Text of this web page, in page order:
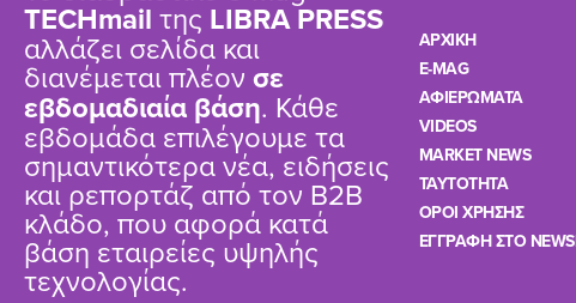
TΕCHmail της LIBRA PRESS
αλλάζει σελίδα και
διανέμεται πλέον σε
εβδομαδιαία βάση. Κάθε
εβδομάδα επιλέγουμε τα
σημαντικότερα νέα, ειδήσεις
και ρεπορτάζ από τον B2B
κλάδο, που αφορά κατά
βάση εταιρείες υψηλής
τεχνολογίας.
ΑΡΧΙΚΗ
E-MAG
ΑΦΙΕΡΩΜΑΤΑ
VIDEOS
MARKET NEWS
TAYTOTHTA
ΟΡΟΙ ΧΡΗΣΗΣ
ΕΓΓΡΑΦΗ ΣΤΟ